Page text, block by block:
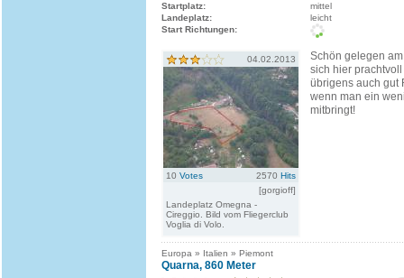
Startplatz:
mittel
Landeplatz:
leicht
Start Richtungen:
04.02.2013
10 Votes 2570 Hits
[gorgioff]
Landeplatz Omegna -
Cireggio. Bild vom Fliegerclub
Voglia di Volo.
Schön gelegen
sich hier
übrigens auch gut
wenn man ein
mitbringt!
Europa » Italien » Piemont
Quarna, 860 Meter